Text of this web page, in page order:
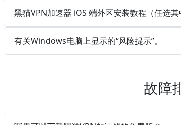
黑猫VPN加速器 iOS 端外区安装教程（任选其
有关Windows电脑上显示的“风险提示”。
故障